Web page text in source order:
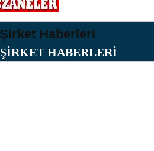
ŞİRKET HABERLERİ